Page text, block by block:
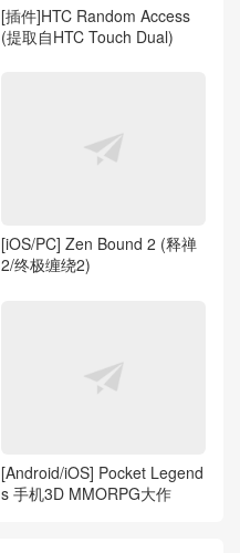
[插件]HTC Random Access
(提取自HTC Touch Dual)
[iOS/PC] Zen Bound 2 (释禅
2/终极缠绕2)
[Android/iOS] Pocket Legend
s 手机3D MMORPG大作